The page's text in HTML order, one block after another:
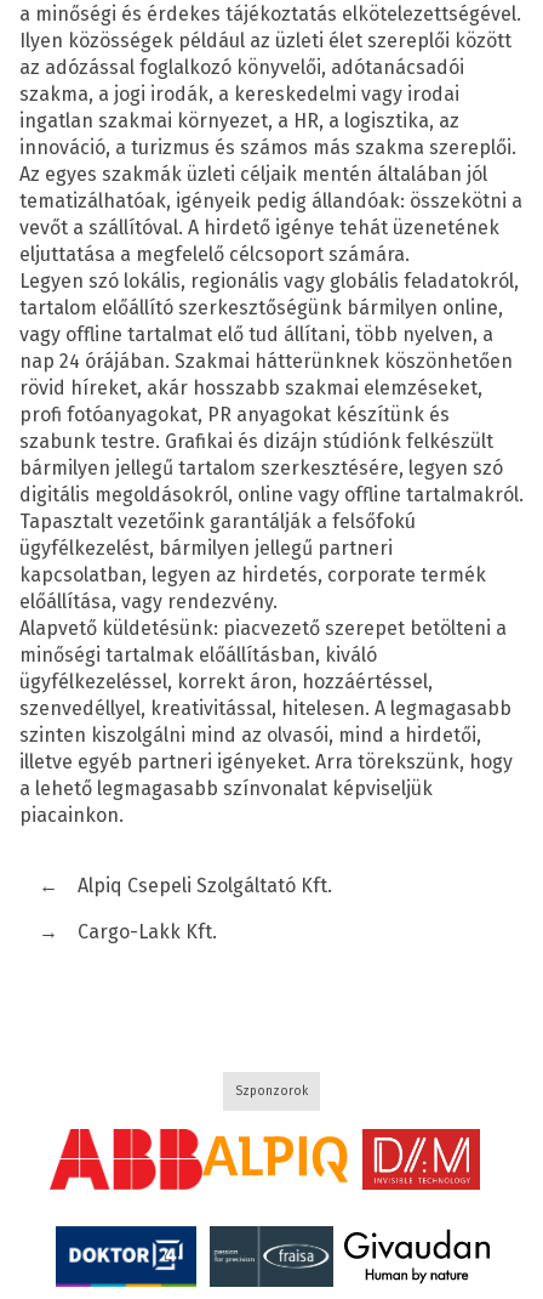
a minőségi és érdekes tájékoztatás elkötelezettségével.
Ilyen közösségek például az üzleti élet szereplői között
az adózással foglalkozó könyvelői, adótanácsadói
szakma, a jogi irodák, a kereskedelmi vagy irodai
ingatlan szakmai környezet, a HR, a logisztika, az
innováció, a turizmus és számos más szakma szereplői.​
Az egyes szakmák üzleti céljaik mentén általában jól
tematizálhatóak, igényeik pedig állandóak: összekötni a
vevőt a szállítóval. A hirdető igénye tehát üzenetének
eljuttatása a megfelelő célcsoport számára.
Legyen szó lokális, regionális vagy globális feladatokról,
tartalom előállító szerkesztőségünk bármilyen online,
vagy offline tartalmat elő tud állítani, több nyelven, a
nap 24 órájában. Szakmai hátterünknek köszönhetően
rövid híreket, akár hosszabb szakmai elemzéseket,
profi fotóanyagokat, PR anyagokat készítünk és
szabunk testre. Grafikai és dizájn stúdiónk felkészült
bármilyen jellegű tartalom szerkesztésére, legyen szó
digitális megoldásokról, online vagy offline tartalmakról.
Tapasztalt vezetőink garantálják a felsőfokú
ügyfélkezelést, bármilyen jellegű partneri
kapcsolatban, legyen az hirdetés, corporate termék
előállítása, vagy rendezvény.
Alapvető küldetésünk: piacvezető szerepet betölteni a
minőségi tartalmak előállításban, kiváló
ügyfélkezeléssel, korrekt áron, hozzáértéssel,
szenvedéllyel, kreativitással, hitelesen. A legmagasabb
szinten kiszolgálni mind az olvasói, mind a hirdetői,
illetve egyéb partneri igényeket. Arra törekszünk, hogy
a lehető legmagasabb színvonalat képviseljük
piacainkon.
←
Alpiq Csepeli Szolgáltató Kft.
→
Cargo-Lakk Kft.
Szponzorok